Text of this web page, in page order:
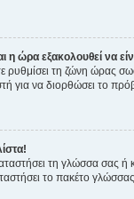
ώρα εξακολουθεί να
ρυθμίσει τη ζώνη ώρας
για να διορθώσει το
τη γλώσσα
το πακέτο